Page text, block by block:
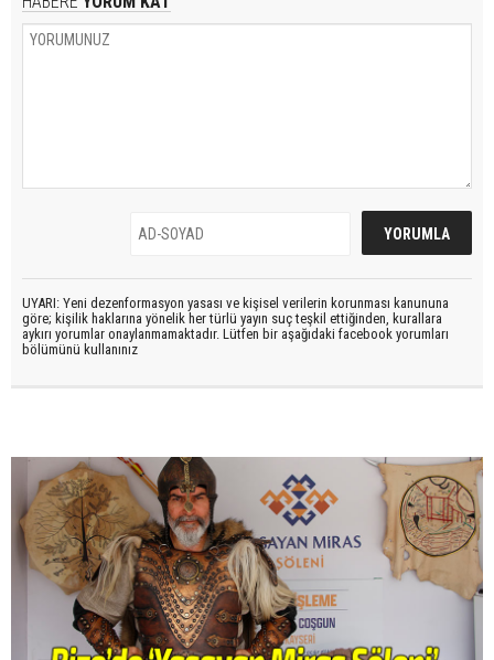
UYARI: Yeni dezenformasyon yasası ve kişisel verilerin korunması kanununa
göre; kişilik haklarına yönelik her türlü yayın suç teşkil ettiğinden, kurallara
aykırı yorumlar onaylanmamaktadır. Lütfen bir aşağıdaki facebook yorumları
bölümünü kullanınız